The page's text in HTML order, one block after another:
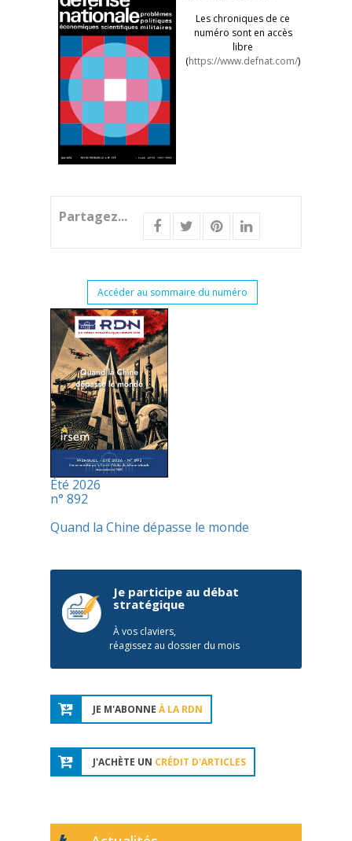
Les chroniques de ce
numéro sont en accès
libre
(https://www.defnat.com/)
Partagez...
Accéder au sommaire du numéro
Été 2026
n° 892
Quand la Chine dépasse le monde
Je participe au débat
stratégique
À vos claviers,
réagissez au dossier du mois
JE M'ABONNE À LA RDN
J'ACHÈTE UN CRÉDIT D'ARTICLES